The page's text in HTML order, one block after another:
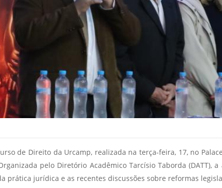
Materiais
de Prática
Santana do
São Gabriel e
de Práticas
Ouvidoria
PDI - Plano de
Desenvolvimento
Institucional
de Direito da Urcamp, realizada na terça-feira, 17, no
pelo Diretório Acadêmico Tarcísio Taborda (DATT),
prática jurídica e as recentes discussões sobre reformas